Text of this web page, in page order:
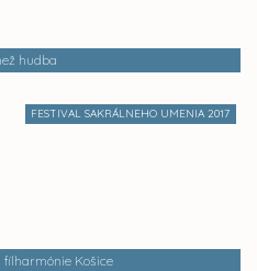
hudba
FESTIVAL SAKRÁLNEHO UMENIA 2017
filharmónie Košice